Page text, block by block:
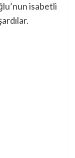
isabetli